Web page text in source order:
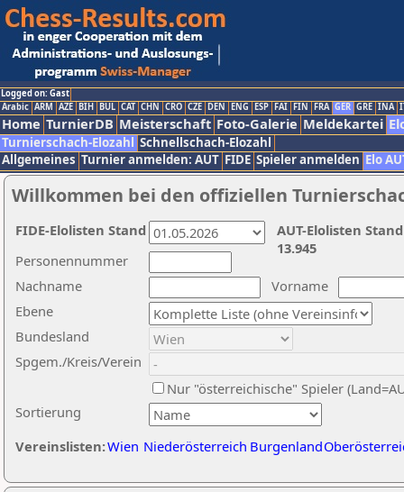
Logged on: Gast
Arabic ARM AZE BIH BUL CAT CHN CRO CZE DEN ENG ESP FAI FIN FRA GER GRE INA
Home TurnierDB Meisterschaft Foto-Galerie Meldekartei
Turnierschach-Elozahl Schnellschach-Elozahl
Allgemeines Turnier anmelden: AUT FIDE Spieler anmelden Elo
Willkommen bei den offiziellen
Nachname
Vorname
Ebene
Sortierung
Personennummer
Bundesland
Spgem./Kreis/Verein
Nur "österreichische" Spieler
Vereinslisten:Wien Niederösterreich Burgenland
AUT-Elolisten
13.945
FIDE-Elolisten Stand